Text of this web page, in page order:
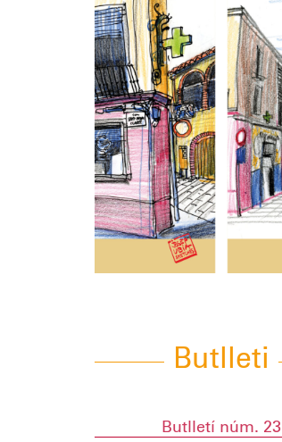
Butlleti
Butlletí núm. 23